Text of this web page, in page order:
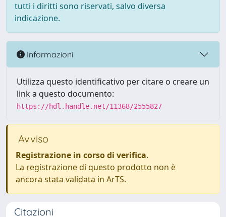
tutti i diritti sono riservati, salvo diversa
indicazione.
Informazioni
Utilizza questo identificativo per citare o creare un
link a questo documento:
https://hdl.handle.net/11368/2555827
Avviso
Registrazione in corso di verifica.
La registrazione di questo prodotto non è
ancora stata validata in ArTS.
Citazioni